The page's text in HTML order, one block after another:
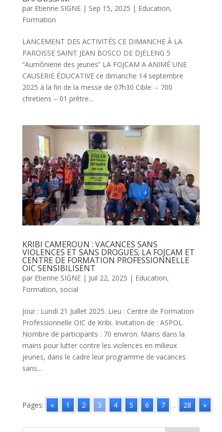
par Etienne SIGNE| Sep 15, 2025 | Education,
Formation
LANCEMENT DES ACTIVITÉS CE DIMANCHE À LA
PAROISSE SAINT JEAN BOSCO DE DJELENG 5
“Aumônierie des jeunes” LA FOJCAM A ANIMÉ UNE
CAUSERIE ÉDUCATIVE ce dimanche 14 septembre
2025 à la fin de la messe de 07h30 Cible: – 700
chretiens – 01 prêtre...
KRIBI CAMEROUN : VACANCES SANS
VIOLENCES ET SANS DROGUES; LA FOJCAM ET
CENTRE DE FORMATION PROFESSIONNELLE
OIC SENSIBILISENT
par Etienne SIGNE| Juil 22, 2025 | Education,
Formation, social
Jour : Lundi 21 Juillet 2025. Lieu : Centre de Formation
Professionnelle OIC de Kribi. Invitation de : ASPOL.
Nombre de participants : 70 environ. Mains dans la
mains pour lutter contre les violences en milieux
jeunes, dans le cadre leur programme de vacances
sans...
Pages: « 1 2 3 4 5 6 7 ... 28 »